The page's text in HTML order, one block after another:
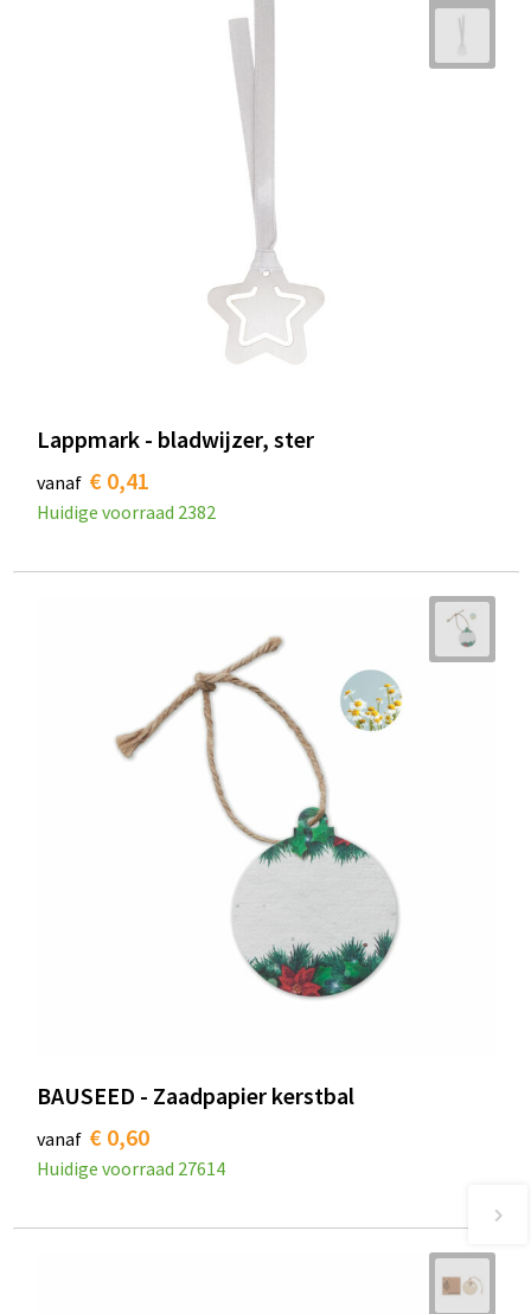
Lappmark - bladwijzer, ster
vanaf € 0,41
Huidige voorraad 2382
BAUSEED - Zaadpapier kerstbal
vanaf € 0,60
Huidige voorraad 27614